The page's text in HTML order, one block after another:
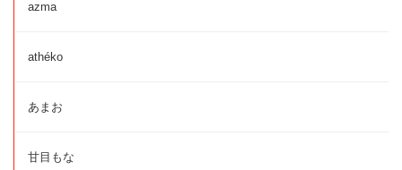
azma
athéko
あまお
甘目もな